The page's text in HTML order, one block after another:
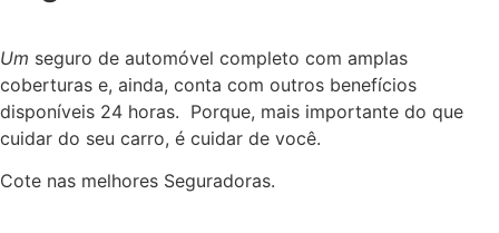
Um seguro de automóvel completo com amplas
coberturas e, ainda, conta com outros benefícios
disponíveis 24 horas. Porque, mais importante do que
cuidar do seu carro, é cuidar de você.
Cote nas melhores Seguradoras.